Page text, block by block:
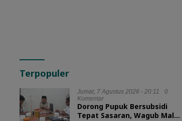
Terpopuler
Jumat, 7 Agustus 2026 - 20:11
0
Komentar
Dorong Pupuk Bersubsidi
Tepat Sasaran, Wagub Malut